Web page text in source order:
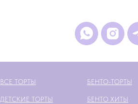
ВСЕ ТОРТЫ
ДЕТСКИЕ ТОРТЫ
БЕНТО-ТОРТЫ
БЕНТО ХИТЫ